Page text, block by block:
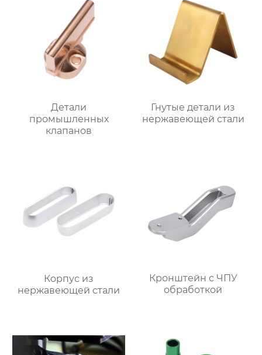
Детали
промышленных
клапанов
Гнутые детали из
нержавеющей стали
Корпус из
нержавеющей стали
Кронштейн с ЧПУ
обработкой